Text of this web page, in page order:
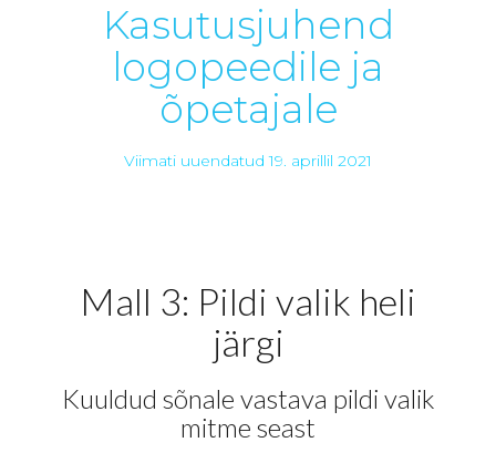
Kasutusjuhend
logopeedile ja
õpetajale
Viimati uuendatud 19. aprillil 2021
Mall 3: Pildi valik heli
järgi
Kuuldud sõnale vastava pildi valik
mitme seast